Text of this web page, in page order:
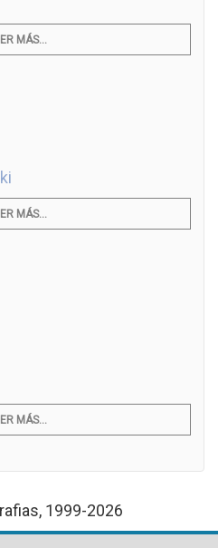
MÁS...
MÁS...
MÁS...
1999-2026